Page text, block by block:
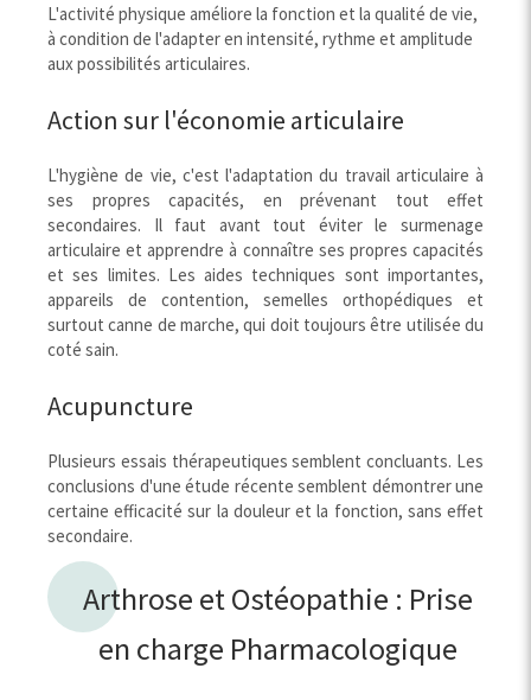
L'activité physique améliore la fonction et la qualité de vie,
à condition de l'adapter en intensité, rythme et amplitude
aux possibilités articulaires.
Action sur l'économie articulaire
L'hygiène de vie, c'est l'adaptation du travail articulaire à
ses propres capacités, en prévenant tout effet
secondaires. Il faut avant tout éviter le surmenage
articulaire et apprendre à connaître ses propres capacités
et ses limites. Les aides techniques sont importantes,
appareils de contention, semelles orthopédiques et
surtout canne de marche, qui doit toujours être utilisée du
coté sain.
Acupuncture
Plusieurs essais thérapeutiques semblent concluants. Les
conclusions d'une étude récente semblent démontrer une
certaine efficacité sur la douleur et la fonction, sans effet
secondaire.
Arthrose et Ostéopathie : Prise
en charge Pharmacologique